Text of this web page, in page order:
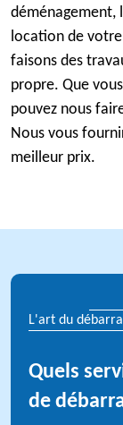
déménagement,
location de
faisons des
propre. Que
pouvez nous
Nous vous
meilleur prix.
L'art du
Quels
de